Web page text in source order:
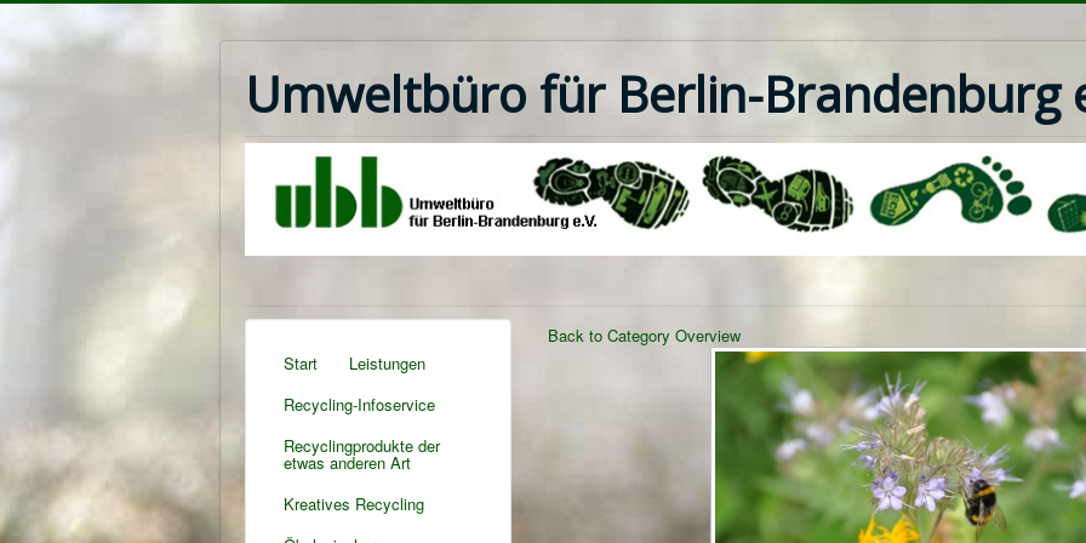
Umweltbüro für Berlin-Brandenburg
Start
Leistungen
Recycling-Infoservice
Recyclingprodukte der
etwas anderen Art
Kreatives Recycling
Back to Category Overview